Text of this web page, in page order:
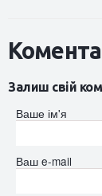
Залиш свій
Ваше ім'я
Ваш e-mail